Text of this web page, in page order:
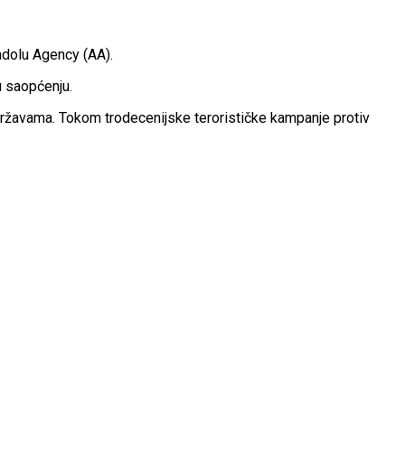
Agency (AA).
Tokom trodecenijske terorističke kampanje protiv